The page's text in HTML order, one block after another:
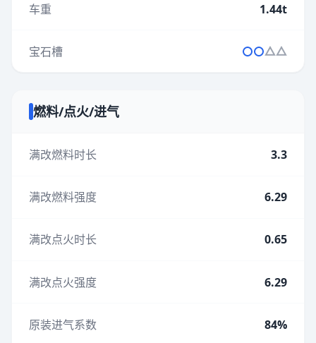
车重 1.44t
宝石槽
燃料/点火/进气
满改燃料时长 3.3
满改燃料强度 6.29
满改点火时长 0.65
满改点火强度 6.29
原装进气系数 84%